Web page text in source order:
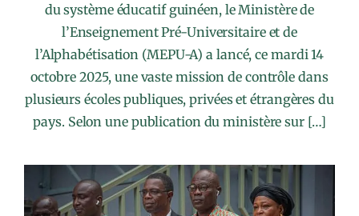
du système éducatif guinéen, le Ministère de
l’Enseignement Pré-Universitaire et de
l’Alphabétisation (MEPU-A) a lancé, ce mardi 14
octobre 2025, une vaste mission de contrôle dans
plusieurs écoles publiques, privées et étrangères du
pays. Selon une publication du ministère sur […]